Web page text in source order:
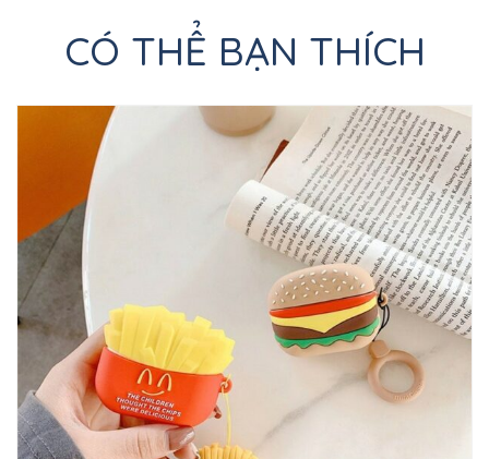
CÓ THỂ BẠN THÍCH